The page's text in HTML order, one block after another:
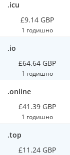
.icu
£9.14 GBP
1 годишно
.io
£64.64 GBP
1 годишно
.online
£41.39 GBP
1 годишно
.top
£11.24 GBP